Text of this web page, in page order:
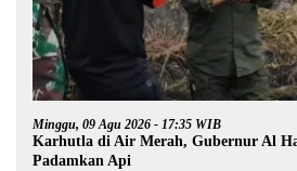
Minggu, 09 Agu 2026 - 17:35 WIB
Karhutla di Air Merah, Gubernur Al
Padamkan Api